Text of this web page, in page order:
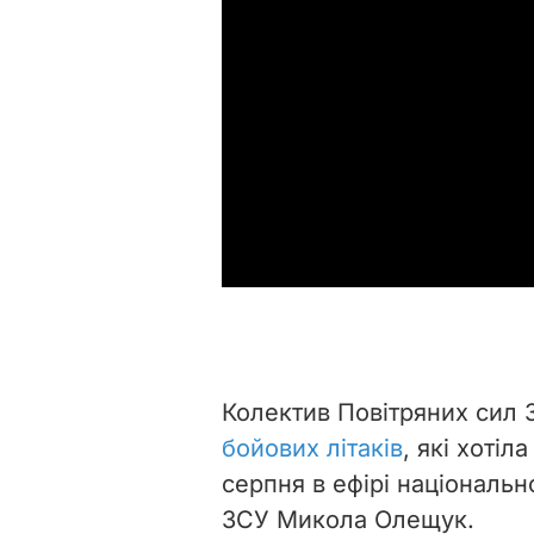
Колектив Повітряних сил
бойових літаків, які
серпня в ефірі
ЗСУ Микола Олещук.